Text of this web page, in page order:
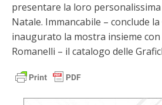
presentare la loro
Natale. Immancabile – conclude
inaugurato la mostra insieme
Romanelli – il catalogo delle